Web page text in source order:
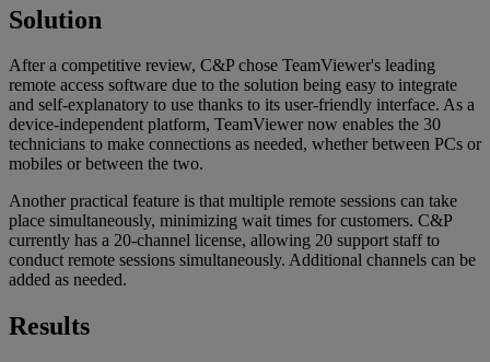
Solution
After a competitive review, C&P chose TeamViewer's leading
remote access software due to the solution being easy to integrate
and self-explanatory to use thanks to its user-friendly interface. As a
device-independent platform, TeamViewer now enables the 30
technicians to make connections as needed, whether between PCs or
mobiles or between the two.
Another practical feature is that multiple remote sessions can take
place simultaneously, minimizing wait times for customers. C&P
currently has a 20-channel license, allowing 20 support staff to
conduct remote sessions simultaneously. Additional channels can be
added as needed.
Results